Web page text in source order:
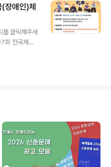
으로
들에게 공유
. ※ 중요: 웹툰
변경될 수 있
(예상)*총상
애인)체
클릭해주세
국체전
마감일 18:
본 표어(굳센
육대회 기본
육대회 및 전
여의 축제 분